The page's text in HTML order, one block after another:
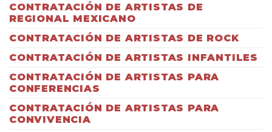
CONTRATACIÓN DE ARTISTAS DE
REGIONAL MEXICANO
CONTRATACIÓN DE ARTISTAS DE ROCK
CONTRATACIÓN DE ARTISTAS INFANTILES
CONTRATACIÓN DE ARTISTAS PARA
CONFERENCIAS
CONTRATACIÓN DE ARTISTAS PARA
CONVIVENCIA